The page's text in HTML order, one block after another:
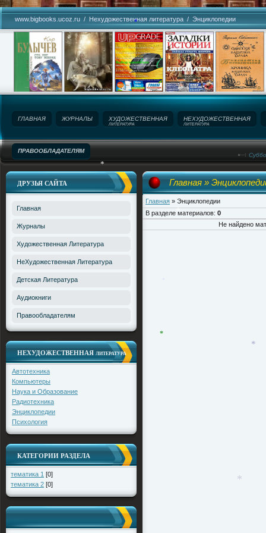
*
*
*
*
www.bigbooks.ucoz.ru / Нехудожественная литература / Энциклопедии
ГЛАВНАЯ ЖУРНАЛЫ ХУДОЖЕСТВЕННАЯ
ЛИТЕРАТУРА
НЕХУДОЖЕСТВЕННАЯ
ЛИТЕРАТУРА
ПРАВООБЛАДАТЕЛЯМ
Название сайта!
Главная »
Главная » Энциклопедии
В разделе материалов: 0
Не найдено
ДРУЗЬЯ САЙТА
Главная
Журналы
Художественная Литература
НеХудожественная Литература
Детская Литература
Аудиокниги
Правообладателям
НЕХУДОЖЕСТВЕННАЯ ЛИТЕРАТУРА
Автотехника
Компьютеры
Наука и Образование
Радиотехника
Энциклопедии
Психология
КАТЕГОРИИ РАЗДЕЛА
тематика 1 [0]
тематика 2 [0]